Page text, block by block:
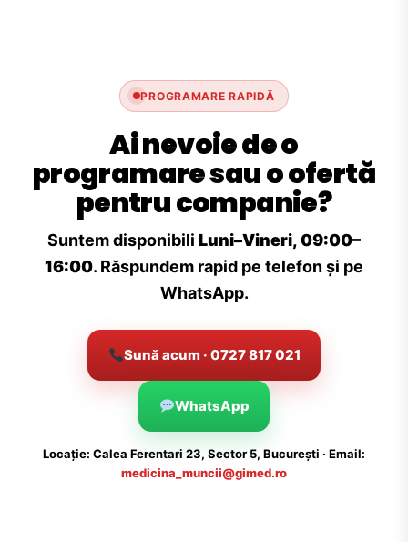
PROGRAMARE RAPIDĂ
Ai nevoie de o
programare sau o ofertă
pentru companie?
Suntem disponibili Luni–Vineri, 09:00–
16:00. Răspundem rapid pe telefon și pe
WhatsApp.
Sună acum · 0727 817 021
WhatsApp
Locație: Calea Ferentari 23, Sector 5, București · Email:
medicina_muncii@gimed.ro